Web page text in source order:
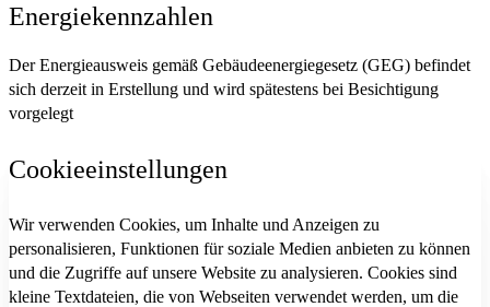
Energiekennzahlen
Der Energieausweis gemäß Gebäudeenergiegesetz (GEG) befindet
sich derzeit in Erstellung und wird spätestens bei Besichtigung
vorgelegt
Cookieeinstellungen
Wir verwenden Cookies, um Inhalte und Anzeigen zu
personalisieren, Funktionen für soziale Medien anbieten zu können
und die Zugriffe auf unsere Website zu analysieren. Cookies sind
kleine Textdateien, die von Webseiten verwendet werden, um die